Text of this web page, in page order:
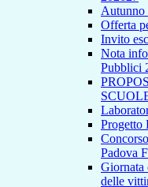
Autunno
Offerta
Invito
Nota
Pubblici
Padova
Giornata
delle